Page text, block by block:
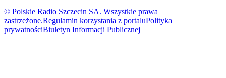
© Polskie Radio Szczecin SA. Wszystkie prawa
zastrzeżone.Regulamin korzystania z portaluPolityka
prywatnościBiuletyn Informacji Publicznej